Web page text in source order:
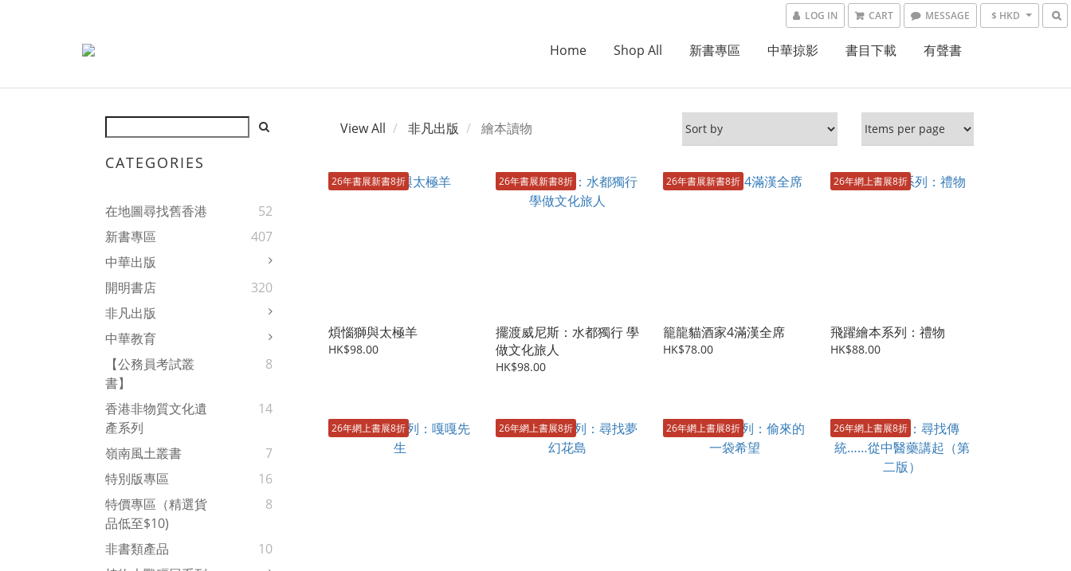
LOG IN CART MESSAGE $ HKD
Home Shop All 新書專區 中華掠影 書目下載 有聲書
CATEGORIES
在地圖尋找舊香港
52
新書專區
407
中華出版
開明書店
320
非凡出版
中華教育
【公務員考試叢
書】
8
香港非物質文化遺
產系列
14
嶺南風土叢書
7
特別版專區
16
特價專區（精選貨
品低至$10)
8
非書類產品
10
View All 非凡出版 繪本讀物
26年書展新書8折
煩惱獅與太極羊
HK$98.00
26年書展新書8折
擺渡威尼斯：水都獨行 學
做文化旅人
HK$98.00
26年書展新書8折
籠龍貓酒家4滿漢全席
HK$78.00
26年網上書展8折
飛躍繪本系列：禮物
HK$88.00
26年網上書展8折 26年網上書展8折 26年網上書展8折 26年網上書展8折